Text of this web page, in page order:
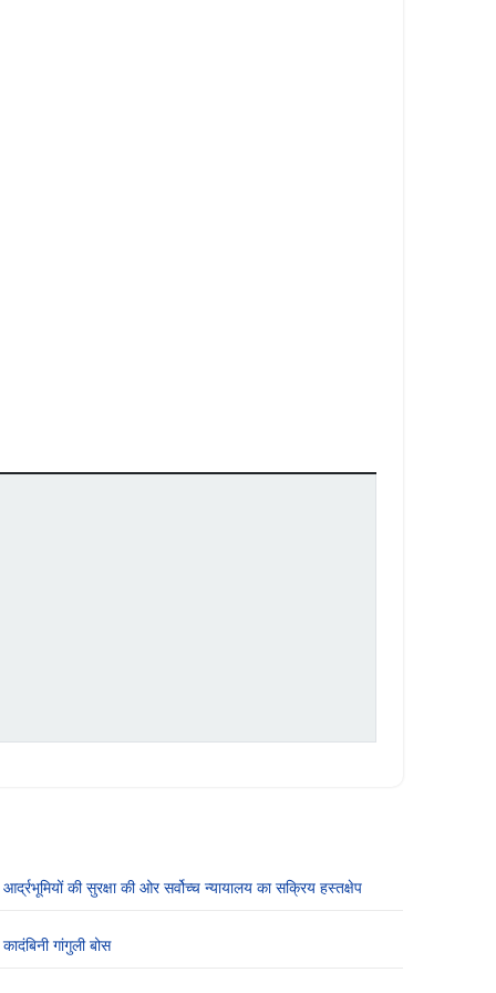
आर्द्रभूमियों की सुरक्षा की ओर सर्वोच्च न्यायालय का सक्रिय हस्तक्षेप
कादंबिनी गांगुली बोस